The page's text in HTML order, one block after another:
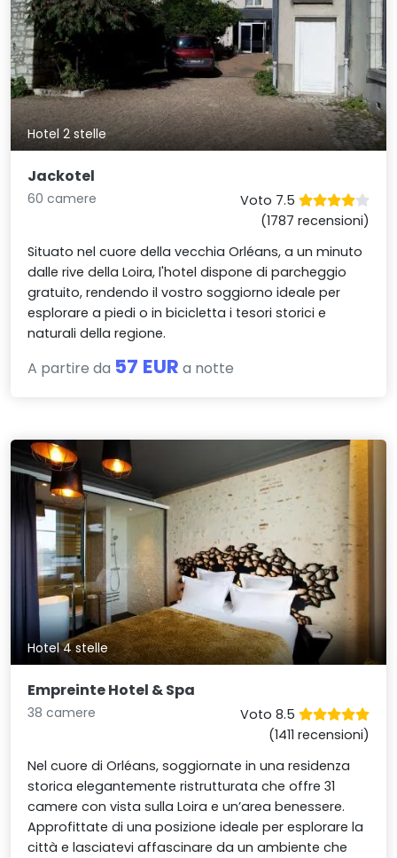
Hotel 2 stelle
Jackotel
60 camere
Voto 7.5
(1787 recensioni)
Situato nel cuore della vecchia Orléans, a un minuto
dalle rive della Loira, l'hotel dispone di parcheggio
gratuito, rendendo il vostro soggiorno ideale per
esplorare a piedi o in bicicletta i tesori storici e
naturali della regione.
A partire da 57 EUR a notte
Hotel 4 stelle
Empreinte Hotel & Spa
38 camere
Voto 8.5
(1411 recensioni)
Nel cuore di Orléans, soggiornate in una residenza
storica elegantemente ristrutturata che offre 31
camere con vista sulla Loira e un’area benessere.
Approfittate di una posizione ideale per esplorare la
città e lasciatevi affascinare da un ambiente che